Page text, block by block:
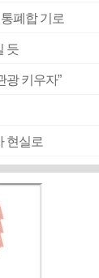
폐합 기로
듯
광 키우자”
현실로